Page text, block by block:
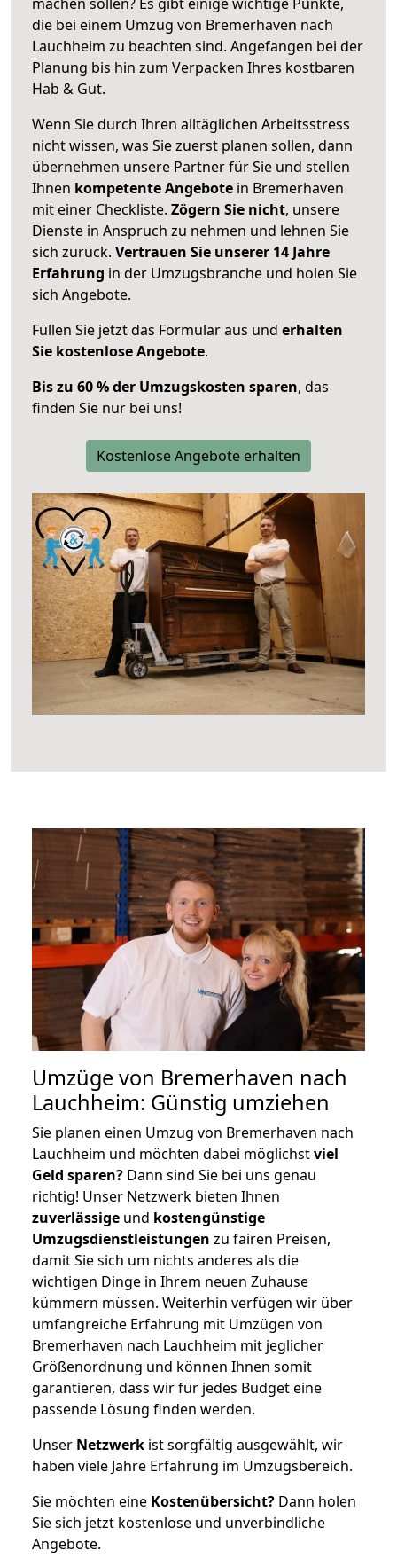
die bei einem Umzug von Bremerhaven nach
Lauchheim zu beachten sind. Angefangen bei der
Planung bis hin zum Verpacken Ihres kostbaren
Hab & Gut.
Wenn Sie durch Ihren alltäglichen Arbeitsstress
nicht wissen, was Sie zuerst planen sollen, dann
übernehmen unsere Partner für Sie und stellen
Ihnen kompetente Angebote in Bremerhaven
mit einer Checkliste. Zögern Sie nicht, unsere
Dienste in Anspruch zu nehmen und lehnen Sie
sich zurück. Vertrauen Sie unserer 14 Jahre
Erfahrung in der Umzugsbranche und holen Sie
sich Angebote.
Füllen Sie jetzt das Formular aus und erhalten
Sie kostenlose Angebote.
Bis zu 60 % der Umzugskosten sparen, das
finden Sie nur bei uns!
Kostenlose Angebote erhalten
Umzüge von Bremerhaven nach
Lauchheim: Günstig umziehen
Sie planen einen Umzug von Bremerhaven nach
Lauchheim und möchten dabei möglichstviel
Geld sparen? Dann sind Sie bei uns genau
richtig! Unser Netzwerk bieten Ihnen
zuverlässige und kostengünstige
Umzugsdienstleistungen zu fairen Preisen,
damit Sie sich um nichts anderes als die
wichtigen Dinge in Ihrem neuen Zuhause
kümmern müssen. Weiterhin verfügen wir über
umfangreiche Erfahrung mit Umzügen von
Bremerhaven nach Lauchheim mit jeglicher
Größenordnung und können Ihnen somit
garantieren, dass wir für jedes Budget eine
passende Lösung finden werden.
Unser Netzwerk ist sorgfältig ausgewählt, wir
haben viele Jahre Erfahrung im Umzugsbereich.
Sie möchten eine Kostenübersicht? Dann holen
Sie sich jetzt kostenlose und unverbindliche
Angebote.